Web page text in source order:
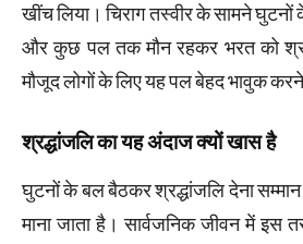
खींच लिया। चिराग तस्वीर के सामने
और कुछ पल तक मौन रहकर भरत को
मौजूद लोगों के लिए यह पल बेहद भावुक करने
श्रद्धांजलि का यह अंदाज क्यों खास है
घुटनों के बल बैठकर श्रद्धांजलि देना
माना जाता है। सार्वजनिक जीवन में इस